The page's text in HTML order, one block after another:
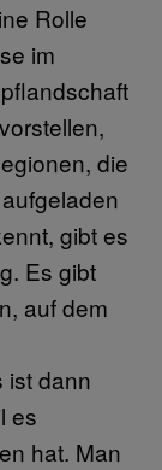
Rolle
im
die
gibt es
Es gibt
auf dem
ist dann
es
hat. Man